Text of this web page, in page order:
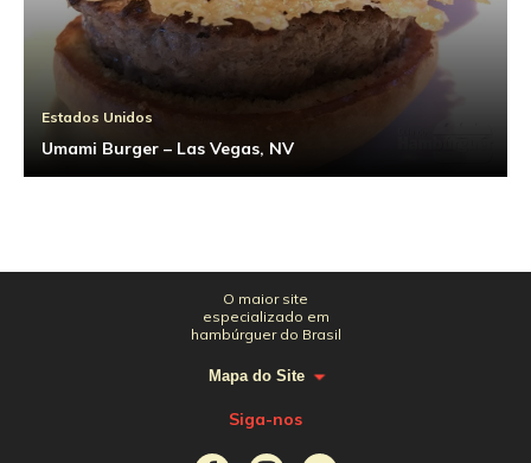
Estados Unidos
Umami Burger – Las Vegas, NV
O maior site
especializado em
hambúrguer do Brasil
Mapa do Site
Siga-nos